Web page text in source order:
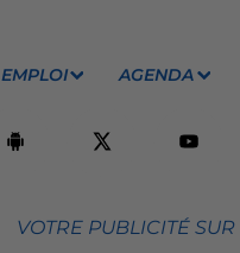
EMPLOI AGENDA
VOTRE PUBLICITÉ